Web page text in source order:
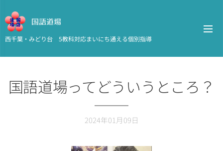
国語道場
西千葉・みどり台 5教科対応まいにち通える個別指導
国語道場ってどういうところ？
2024年01月09日